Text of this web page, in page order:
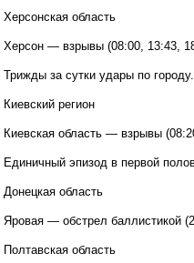
Херсонская область
Херсон — взрывы (08:00, 13:43,
Трижды за сутки удары по городу.
Киевский регион
Киевская область — взрывы
Единичный эпизод в первой
Донецкая область
Яровая — обстрел баллистикой
Полтавская область